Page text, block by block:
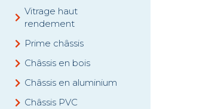
Vitrage haut
rendement
Prime châssis
Châssis en bois
Châssis en aluminium
Châssis PVC